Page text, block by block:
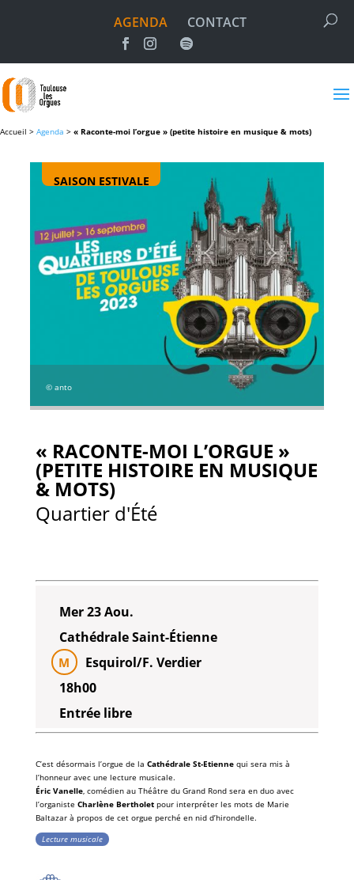
AGENDA CONTACT
Accueil > Agenda > « Raconte-moi l’orgue » (petite histoire en musique & mots)
SAISON ESTIVALE
© anto
« RACONTE-MOI L’ORGUE »
(PETITE HISTOIRE EN MUSIQUE
& MOTS)
Quartier d'Été
Mer 23 Aou.
Cathédrale Saint-Étienne
M
Esquirol/F. Verdier
18h00
Entrée libre
C’est désormais l’orgue de la Cathédrale St-Etienne qui sera mis à
l’honneur avec une lecture musicale.
Éric Vanelle, comédien au Théâtre du Grand Rond sera en duo avec
l’organiste Charlène Bertholet pour interpréter les mots de Marie
Baltazar à propos de cet orgue perché en nid d’hirondelle.
Lecture musicale